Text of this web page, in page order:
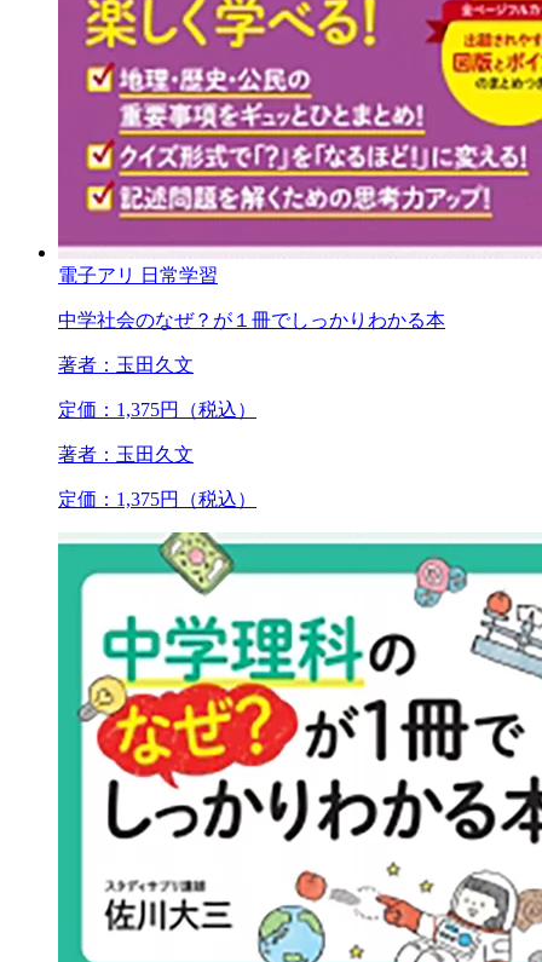
電子アリ 日常学習
中学社会のなぜ？が１冊でしっかりわかる本
著者：玉田久文
定価：1,375円（税込）
著者：玉田久文
定価：1,375円（税込）